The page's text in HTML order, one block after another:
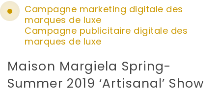
Campagne marketing digitale des
marques de luxe
Campagne publicitaire digitale des
marques de luxe
Maison Margiela Spring-
Summer 2019 ‘Artisanal’ Show